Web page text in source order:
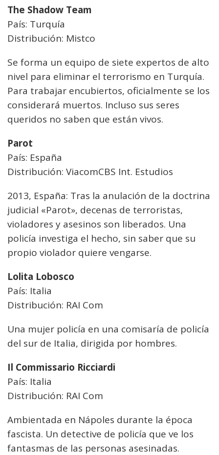
The Shadow Team
País: Turquía
Distribución: Mistco
Se forma un equipo de siete expertos de alto
nivel para eliminar el terrorismo en Turquía.
Para trabajar encubiertos, oficialmente se los
considerará muertos. Incluso sus seres
queridos no saben que están vivos.
Parot
País: España
Distribución: ViacomCBS Int. Estudios
2013, España: Tras la anulación de la doctrina
judicial «Parot», decenas de terroristas,
violadores y asesinos son liberados. Una
policía investiga el hecho, sin saber que su
propio violador quiere vengarse.
Lolita Lobosco
País: Italia
Distribución: RAI Com
Una mujer policía en una comisaría de policía
del sur de Italia, dirigida por hombres.
Il Commissario Ricciardi
País: Italia
Distribución: RAI Com
Ambientada en Nápoles durante la época
fascista. Un detective de policía que ve los
fantasmas de las personas asesinadas.